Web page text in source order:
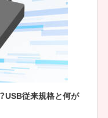
USB従来規格と何が